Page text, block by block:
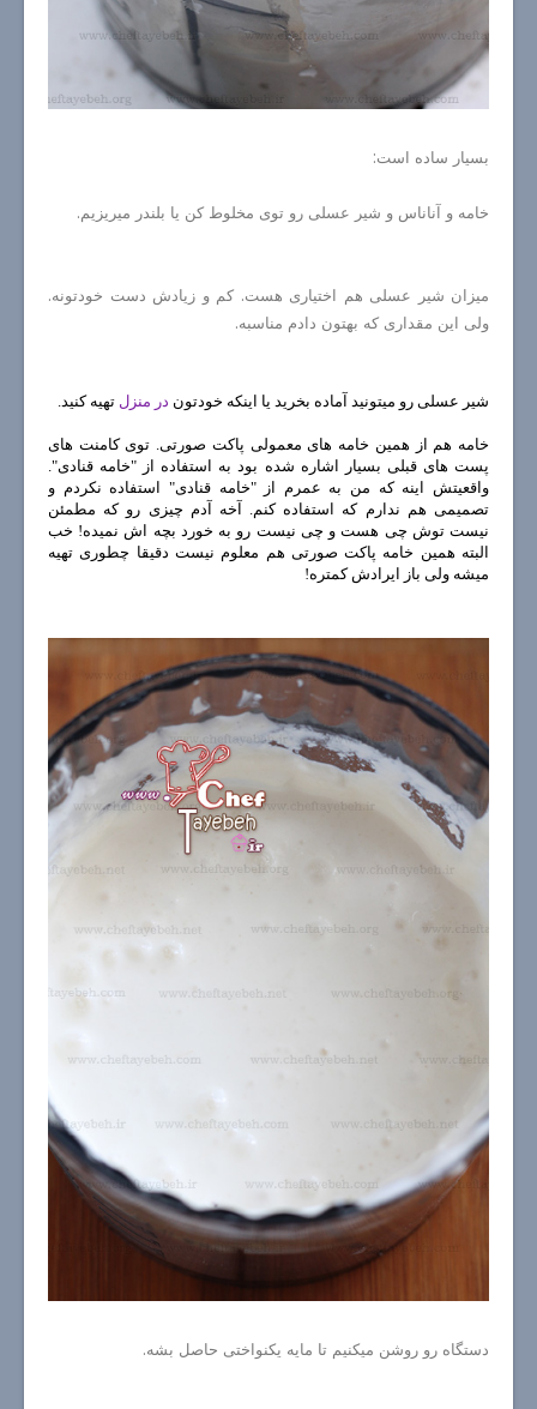
بسیار ساده است:
خامه و آناناس و شیر عسلی رو توی مخلوط کن یا بلندر میریزیم.
میزان شیر عسلی هم اختیاری هست. کم و زیادش دست خودتونه.
ولی این مقداری که بهتون دادم مناسبه.
شیر عسلی رو میتونید آماده بخرید یا اینکه خودتون در منزل تهیه کنید.
خامه هم از همین خامه های معمولی پاکت صورتی. توی کامنت های
پست های قبلی بسیار اشاره شده بود به استفاده از "خامه قنادی".
واقعیتش اینه که من به عمرم از "خامه قنادی" استفاده نکردم و
تصمیمی هم ندارم که استفاده کنم. آخه آدم چیزی رو که مطمئن
نیست توش چی هست و چی نیست رو به خورد بچه اش نمیده! خب
البته همین خامه پاکت صورتی هم معلوم نیست دقیقا چطوری تهیه
میشه ولی باز ایرادش کمتره!
دستگاه رو روشن میکنیم تا مایه یکنواختی حاصل بشه.